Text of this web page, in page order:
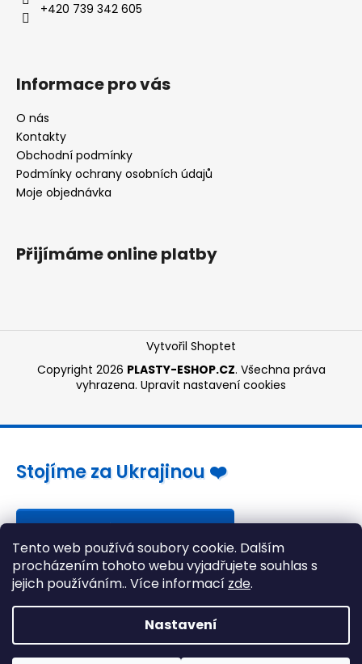
Tento web používá soubory cookie. Dalším
procházením tohoto webu vyjadřujete souhlas s
jejich používáním.. Více informací zde.
Nastavení
Vážení zákazníci, dovolujeme si Vás upozornit, že v termínu
3.8. - 23.8.2026 bude provoz našeho e-shopu omezen z
+420 739 342 605
Informace pro vás
O nás
Kontakty
Obchodní podmínky
Podmínky ochrany osobních údajů
Moje objednávka
Přijímáme online platby
Vytvořil Shoptet
Copyright 2026 PLASTY-ESHOP.CZ. Všechna práva
vyhrazena. Upravit nastavení cookies
Stojíme za Ukrajinou ❤️
Jak a čím pomoci »